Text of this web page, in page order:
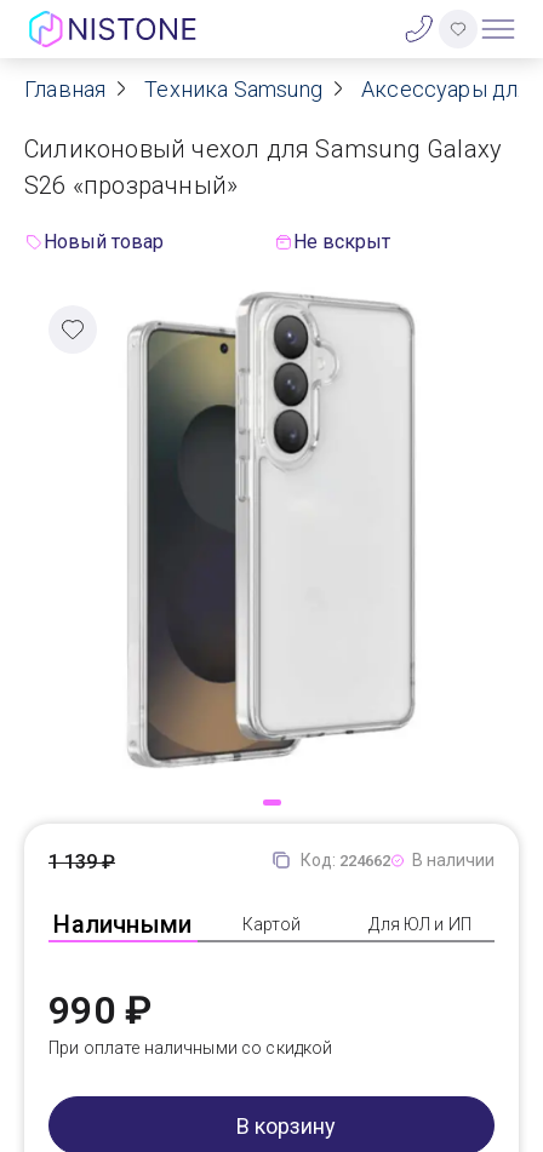
Акции
О нас
Реквизиты
Контакты
Самовывоз
Trade-In
Главная Техника Samsung Аксессуары для
Силиконовый чехол для Samsung Galaxy
S26 «прозрачный»
Новый товар Не вскрыт
Код: 224662 В наличии
Наличными Картой Для ЮЛ и ИП
1 139 ₽
990 ₽
При оплате наличными со скидкой
В корзину